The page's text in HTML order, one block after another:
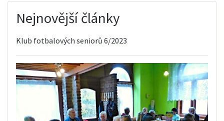
Nejnovější články
Klub fotbalových seniorů 6/2023